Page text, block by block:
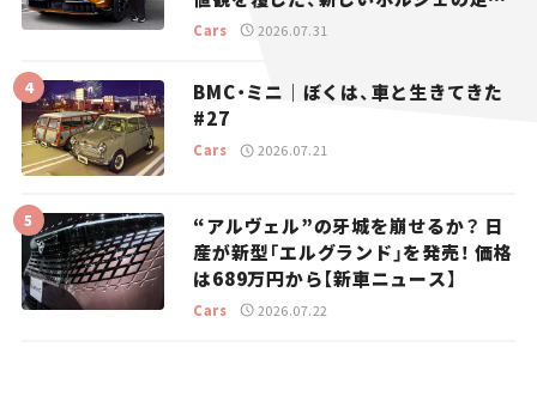
り。
Cars 2026.07.31
BMC・ミニ｜ぼくは、車と生きてきた
#27
Cars 2026.07.21
“アルヴェル”の牙城を崩せるか？ 日
産が新型「エルグランド」を発売！ 価格
は689万円から【新車ニュース】
Cars 2026.07.22